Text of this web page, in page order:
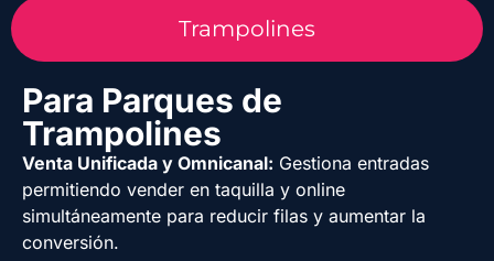
Trampolines
Para Parques de
Trampolines
Venta Unificada y Omnicanal: Gestiona entradas
permitiendo vender en taquilla y online
simultáneamente para reducir filas y aumentar la
conversión.